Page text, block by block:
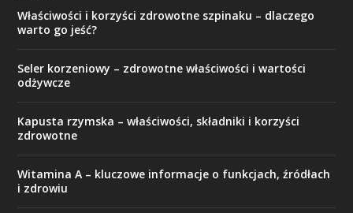
Właściwości i korzyści zdrowotne szpinaku – dlaczego
warto go jeść?
Seler korzeniowy – zdrowotne właściwości i wartości
odżywcze
Kapusta rzymska – właściwości, składniki i korzyści
zdrowotne
Witamina A – kluczowe informacje o funkcjach, źródłach
i zdrowiu